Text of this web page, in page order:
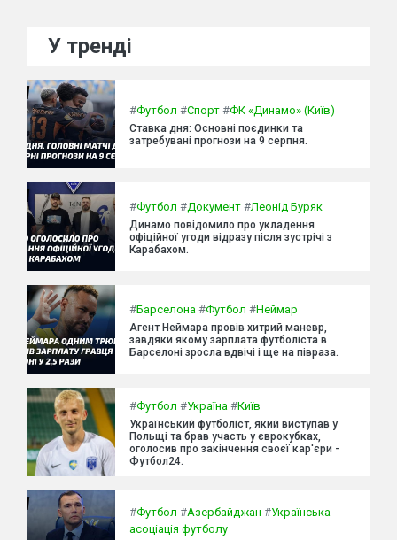
У тренді
#Футбол #Спорт #ФК «Динамо» (Київ)
Ставка дня: Основні поєдинки та
затребувані прогнози на 9 серпня.
#Футбол #Документ #Леонід Буряк
Динамо повідомило про укладення
офіційної угоди відразу після зустрічі з
Карабахом.
#Барселона #Футбол #Неймар
Агент Неймара провів хитрий маневр,
завдяки якому зарплата футболіста в
Барселоні зросла вдвічі і ще на півраза.
#Футбол #Україна #Київ
Український футболіст, який виступав у
Польщі та брав участь у єврокубках,
оголосив про закінчення своєї кар'єри -
Футбол24.
#Футбол #Азербайджан #Українська
асоціація футболу